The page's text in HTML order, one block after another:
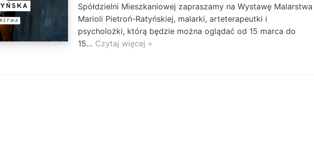
Spółdzielni Mieszkaniowej zapraszamy na Wystawę Malarstwa
Marioli Pietroń-Ratyńskiej, malarki, arteterapeutki i
psycholożki, którą będzie można oglądać od 15 marca do
15… Czytaj więcej »